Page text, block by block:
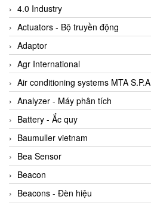
4B VietNam Vietnam
ABB Vietnam
AC Infinity Vietnam
AC&E Telecommunications
AC&T Vietnam
Accepta Vietnam
ACCUMAC Vietnam
AccuWeb Vietnam
Acey
ACOEM Vietnam
ADCA Vietnam
4.0 Industry
Actuators - Bộ truyền động
Adaptor
Agr International
Air conditioning systems MTA S.P.A
Analyzer - Máy phân tích
Battery - Ắc quy
Baumuller vietnam
Bea Sensor
Beacon
Beacons - Đèn hiệu